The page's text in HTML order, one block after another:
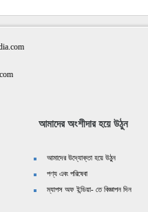
আমাদের অংশীদার হয়ে উঠুন
আমাদের উদ্যোক্তা হয়ে উঠুন
পণ্য এবং পরিষেবা
ম্যাপস অফ ইন্ডিয়া- তে বিজ্ঞাপন দিন